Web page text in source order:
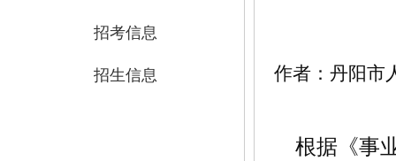
招考信息
招生信息 作者：丹阳市
根据《事